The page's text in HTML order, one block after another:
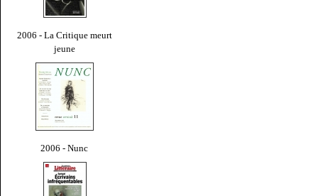
2006 - La Critique meurt
jeune
2006 - Nunc